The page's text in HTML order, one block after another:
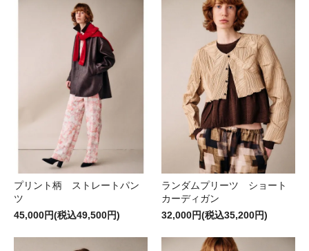
プリント柄 ストレートパン
ツ
45,000円(税込49,500円)
ランダムプリーツ ショート
カーディガン
32,000円(税込35,200円)